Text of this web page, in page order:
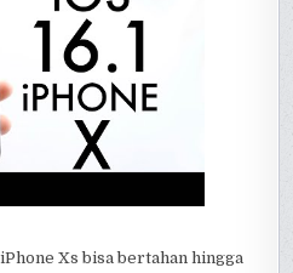
Xs bisa bertahan hingga